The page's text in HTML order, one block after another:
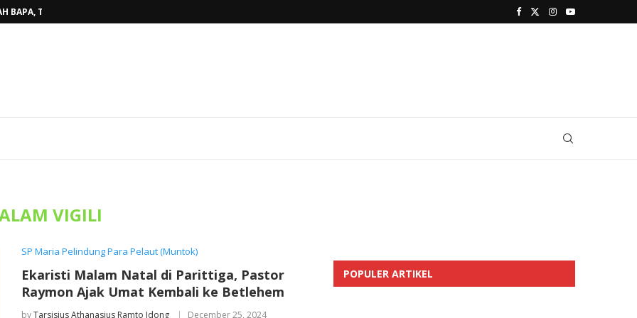
BAPA, TINGGALKAN...
VIGILI
SP Maria Pelindung Para Pelaut (Muntok)
Ekaristi Malam Natal di Parittiga, Pastor
Raymon Ajak Umat Kembali ke Betlehem
byTarsisius Athanasius Ramto Idong December 25, 2024
POPULER ARTIKEL